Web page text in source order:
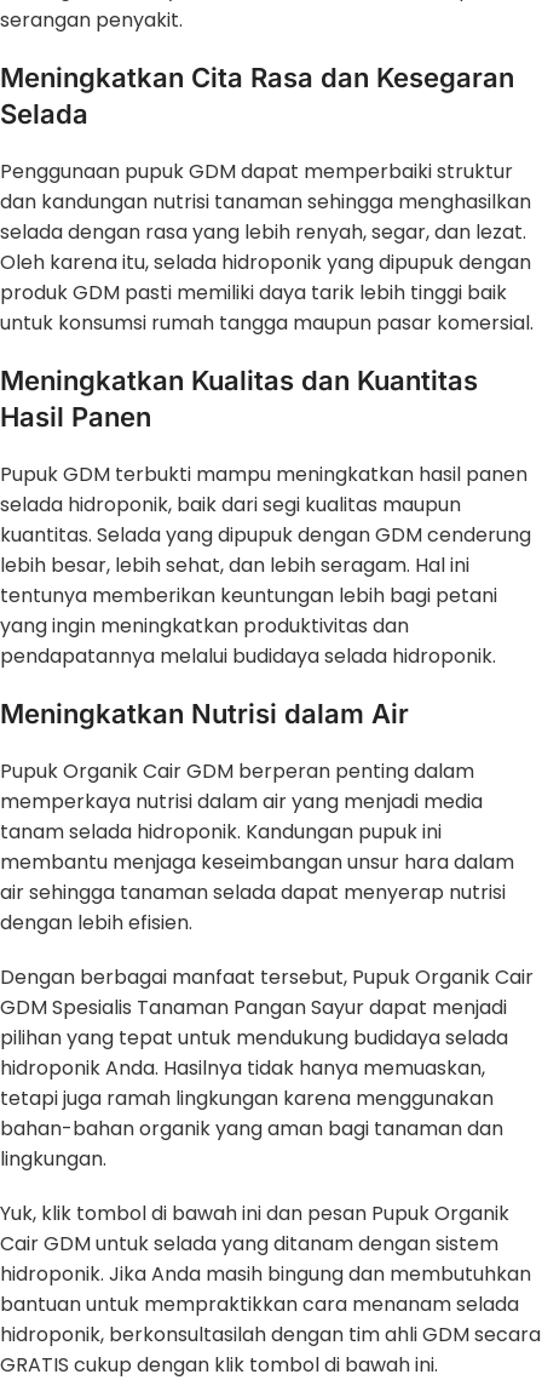
serangan penyakit.
Meningkatkan Cita Rasa dan Kesegaran
Selada
Penggunaan pupuk GDM dapat memperbaiki struktur
dan kandungan nutrisi tanaman sehingga menghasilkan
selada dengan rasa yang lebih renyah, segar, dan lezat.
Oleh karena itu, selada hidroponik yang dipupuk dengan
produk GDM pasti memiliki daya tarik lebih tinggi baik
untuk konsumsi rumah tangga maupun pasar komersial.
Meningkatkan Kualitas dan Kuantitas
Hasil Panen
Pupuk GDM terbukti mampu meningkatkan hasil panen
selada hidroponik, baik dari segi kualitas maupun
kuantitas. Selada yang dipupuk dengan GDM cenderung
lebih besar, lebih sehat, dan lebih seragam. Hal ini
tentunya memberikan keuntungan lebih bagi petani
yang ingin meningkatkan produktivitas dan
pendapatannya melalui budidaya selada hidroponik.
Meningkatkan Nutrisi dalam Air
Pupuk Organik Cair GDM berperan penting dalam
memperkaya nutrisi dalam air yang menjadi media
tanam selada hidroponik. Kandungan pupuk ini
membantu menjaga keseimbangan unsur hara dalam
air sehingga tanaman selada dapat menyerap nutrisi
dengan lebih efisien.
Dengan berbagai manfaat tersebut, Pupuk Organik Cair
GDM Spesialis Tanaman Pangan Sayur dapat menjadi
pilihan yang tepat untuk mendukung budidaya selada
hidroponik Anda. Hasilnya tidak hanya memuaskan,
tetapi juga ramah lingkungan karena menggunakan
bahan-bahan organik yang aman bagi tanaman dan
lingkungan.
Yuk, klik tombol di bawah ini dan pesan Pupuk Organik
Cair GDM untuk selada yang ditanam dengan sistem
hidroponik. Jika Anda masih bingung dan membutuhkan
bantuan untuk mempraktikkan cara menanam selada
hidroponik, berkonsultasilah dengan tim ahli GDM secara
GRATIS cukup dengan klik tombol di bawah ini.